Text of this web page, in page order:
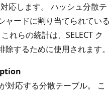
応します。 ハッシュ分散テ
ャードに割り当てられている
れらの統計は、SELECT ク
するために使用されます。
対応する分散テーブル。 こ